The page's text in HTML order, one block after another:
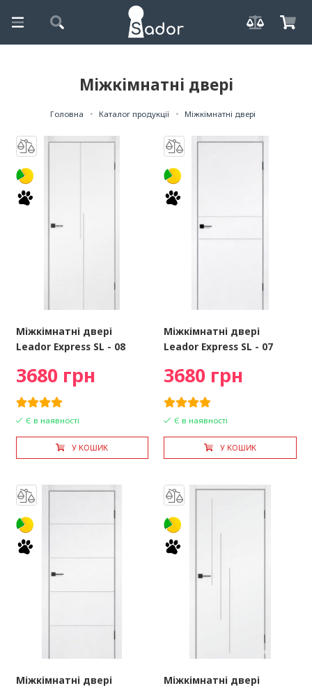
Міжкімнатні двері
Головна Каталог продукції Міжкімнатні двері
Міжкімнатні двері
Leador Express SL - 08
3680 грн
Є в наявності
У КОШИК
Міжкімнатні двері
Leador Express SL - 07
3680 грн
Є в наявності
У КОШИК
Міжкімнатні двері
Міжкімнатні двері